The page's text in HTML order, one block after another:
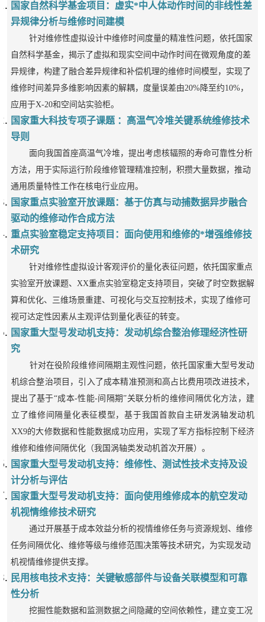
国家自然科学基金项目： 虚实*中人体动作时间的非线性差
异规律分析与维修时间建模
针对维修性虚拟设计中维修时间度量的精准性问题，依托国家
自然科学基金，揭示了虚拟和现实空间中动作时间在微观角度的差
异规律，构建了融合差异规律和补偿机理的维修时间模型，实现了
维修时间差异多维影响因素的解耦，度量误差由20%降至约10%，
应用于X-20和空间站实验柜。
国家重大科技专项子课题 ：高温气冷堆关键系统维修技术
导则
面向我国首座高温气冷堆，提出考虑核辐照的寿命可靠性分析
方法，用于实际运行阶段维修管理精准控制，积攒大量数据，推动
通用质量特性工作在核电行业应用。
国家重点实验室开放课题：基于仿真与动捕数据异步融合
驱动的维修动作合成方法
重点实验室稳定支持项目：面向使用和维修的*增强维修技
术研究
针对维修性虚拟设计客观评价的量化表征问题，依托国家重点
实验室开放课题、 XX重点实验室稳定支持项目，突破了时空数据解
算和优化、三维场景重建、可视化与交互控制技术，实现了维修可
视可达定性因素从主观评估到量化表征的转变。
国家重大型号发动机支持：发动机综合整治修理经济性研
究
针对在役阶段维修间隔期主观性问题，依托国家重大型号发动
机综合整治项目，引入了成本精准预测和高占比费用项改进技术，
提出了基于“成本-性能-间隔期”关联分析的维修间隔优化方法，建
立了维修间隔量化表征模型，基于我国首款自主研发涡轴发动机
XX9的大修数据和性能数据成功应用，实现了军方指标控制下经济
维修和维修间隔优化（我国涡轴类发动机首次开展）。
国家重大型号发动机支持： 维修性、测试性技术支持及设
计分析与评估
国家重大型号发动机支持：面向使用维修成本的航空发动
机视情维修技术研究
通过开展基于成本效益分析的视情维修任务与资源规划、维修
任务间隔优化、维修等级与维修范围决策等技术研究，为实现发动
机视情维修提供支撑。
民用核电技术支持： 关键敏感部件与设备关联模型和可靠
性分析
挖掘性能数据和监测数据之间隐藏的空间依赖性，建立变工况